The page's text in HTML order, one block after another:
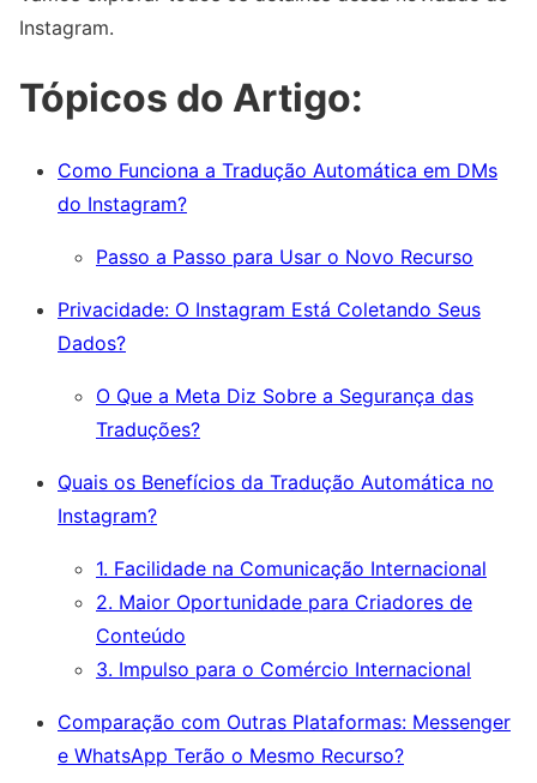
Instagram.
Tópicos do Artigo:
Como Funciona a Tradução Automática em DMs
do Instagram?
Passo a Passo para Usar o Novo Recurso
Privacidade: O Instagram Está Coletando Seus
Dados?
O Que a Meta Diz Sobre a Segurança das
Traduções?
Quais os Benefícios da Tradução Automática no
Instagram?
1. Facilidade na Comunicação Internacional
2. Maior Oportunidade para Criadores de
Conteúdo
3. Impulso para o Comércio Internacional
Comparação com Outras Plataformas: Messenger
e WhatsApp Terão o Mesmo Recurso?